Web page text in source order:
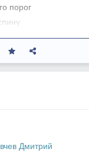
порог
с ног
сгоряча
разговор
Дмитрий